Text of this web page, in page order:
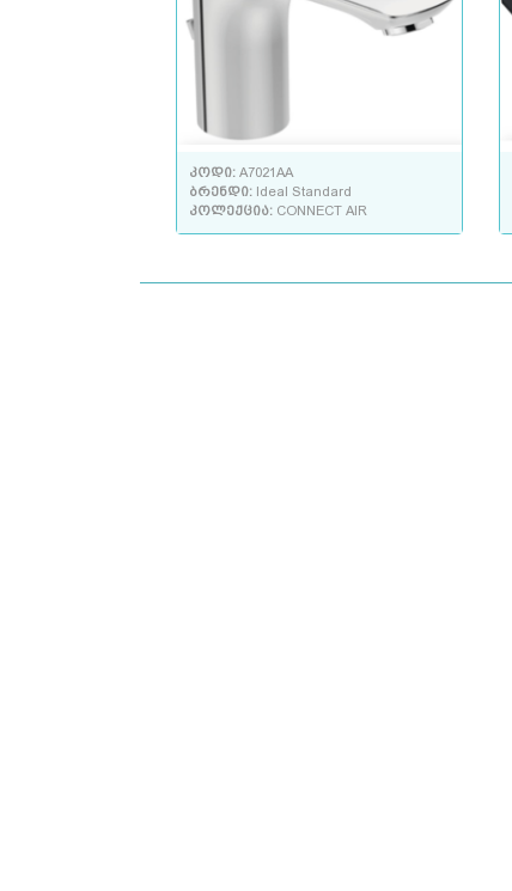
კოდი: A7021AA
ბრენდი: Ideal Standard
კოლექცია: CONNECT AIR